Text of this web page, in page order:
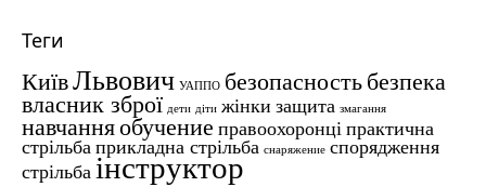
Теги
КиївЛьвович УАППО безопасностьбезпека
власник зброї дети діти жінки защита змагання
навчанняобучение правоохоронці практична
стрільба прикладна стрільба снаряжение спорядження
стрільба інструктор